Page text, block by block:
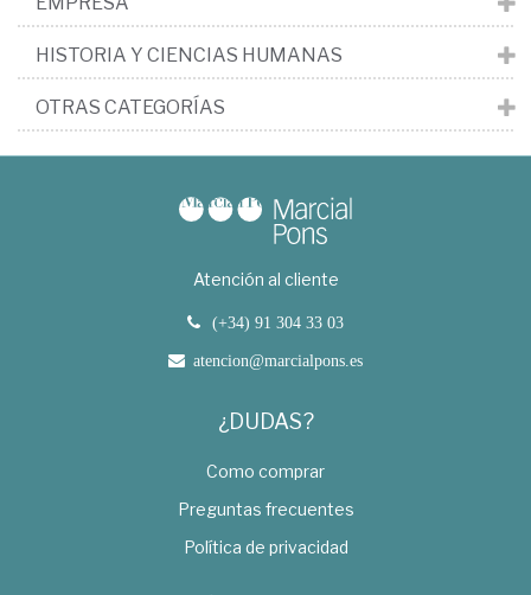
HISTORIA Y CIENCIAS HUMANAS
OTRAS CATEGORÍAS
Atención al cliente
(+34) 91 304 33 03
atencion@marcialpons.es
¿DUDAS?
Como comprar
Preguntas frecuentes
Política de privacidad